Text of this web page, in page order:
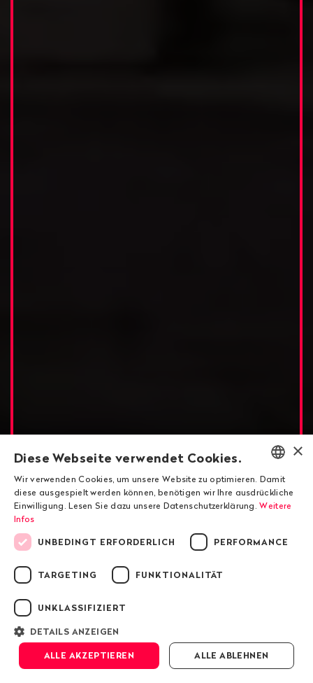
Die Textilindustrie in der Corona-Krise
Die Bankrotterklärung des
Mode-Kapitalismus
ENGLISH
DEUTSCH
×
Diese Webseite verwendet Cookies.
Wir verwenden Cookies, um unsere Website zu optimieren. Damit
diese ausgespielt werden können, benötigen wir Ihre ausdrückliche
Einwilligung. Lesen Sie dazu unsere Datenschutzerklärung. Weitere
Infos
UNBEDINGT ERFORDERLICH PERFORMANCE
TARGETING FUNKTIONALITÄT
UNKLASSIFIZIERT
DETAILS ANZEIGEN
ALLE AKZEPTIEREN ALLE ABLEHNEN